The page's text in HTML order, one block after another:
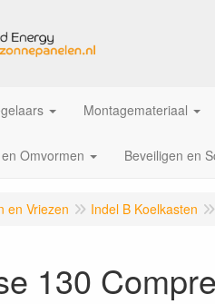
Montagemateriaal
Omvormen Beveiligen en
en Vriezen Indel B Koelkasten
130